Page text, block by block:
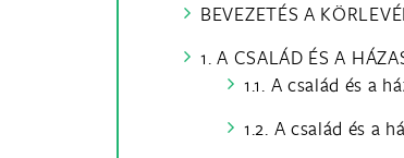
BEVEZETÉS A
1. A CSALÁD ÉS A
1.1. A család és a
1.2. A család és a